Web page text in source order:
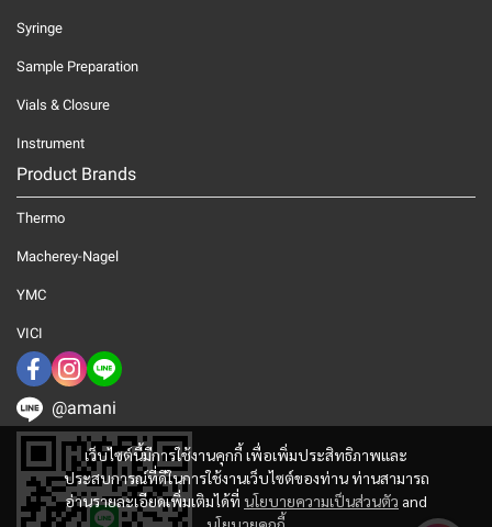
เว็บไซต์นี้มีการใช้งานคุกกี้ เพื่อเพิ่มประสิทธิภาพและ
ประสบการณ์ที่ดีในการใช้งานเว็บไซต์ของท่าน ท่านสามารถ
อ่านรายละเอียดเพิ่มเติมได้ที่ นโยบายความเป็นส่วนตัว and
Syringe
Sample Preparation
Vials & Closure
Instrument
Product Brands
Thermo
Macherey-Nagel
YMC
VICI
@amani